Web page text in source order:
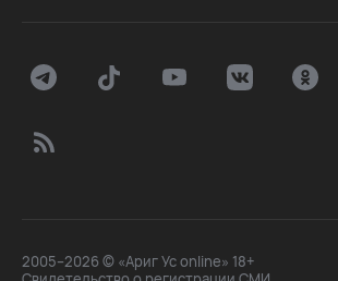
2005–2026 © «Ариг Ус online» 18+